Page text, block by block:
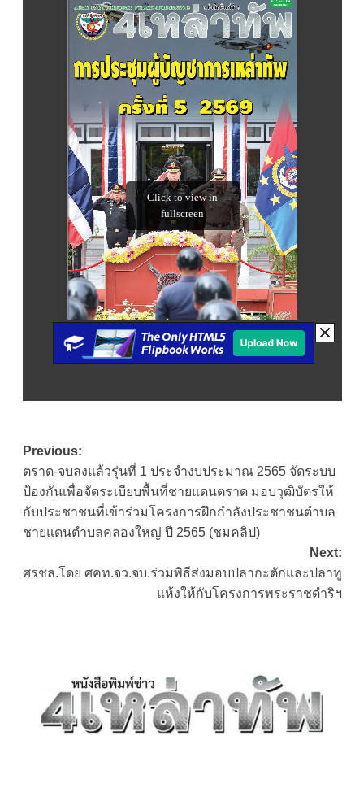
Post
navigation
Previous:
ตราด-จบลงแล้วรุ่นที่ 1 ประจํางบประมาณ 2565 จัดระบบ
ป้องกันเพื่อจัดระเบียบพื้นที่ชายแดนตราด มอบวุฒิบัตรให้
กับประชาชนที่เข้าร่วมโครงการฝึกกำลังประชาชนตำบล
ชายแดนตําบลคลองใหญ่ ปี 2565 (ชมคลิป)
Next:
ศรชล.โดย ศคท.จว.จบ.ร่วมพิธีส่งมอบปลากะตักและปลาทู
แห้งให้กับโครงการพระราชดำริฯ